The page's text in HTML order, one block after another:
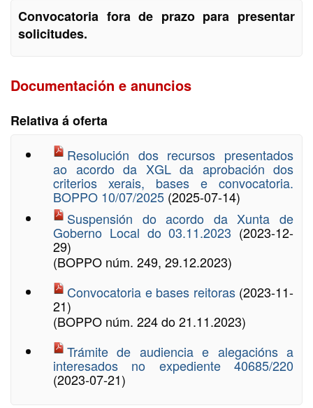
Convocatoria fora de prazo para presentar
solicitudes.
Documentación e anuncios
Relativa á oferta
Resolución dos recursos presentados
ao acordo da XGL da aprobación dos
criterios xerais, bases e convocatoria.
BOPPO 10/07/2025 (2025-07-14)
Suspensión do acordo da Xunta de
Goberno Local do 03.11.2023 (2023-12-
29)
(BOPPO núm. 249, 29.12.2023)
Convocatoria e bases reitoras (2023-11-
21)
(BOPPO núm. 224 do 21.11.2023)
Trámite de audiencia e alegacións a
interesados no expediente 40685/220
(2023-07-21)